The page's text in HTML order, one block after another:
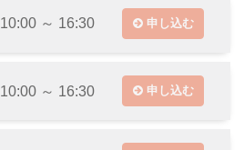
10:00 ～ 16:30 申し込む
10:00 ～ 16:30 申し込む